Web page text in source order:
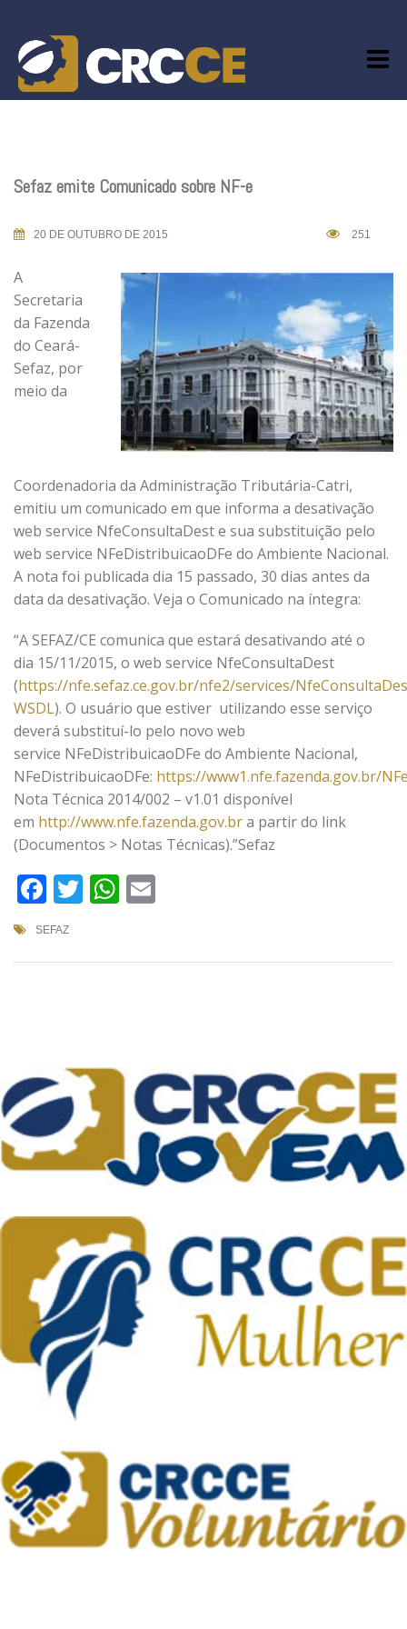
content
Sefaz emite Comunicado sobre NF-e
20 DE OUTUBRO DE 2015 251
A
Secretaria
da Fazenda
do Ceará-
Sefaz, por
meio da
Coordenadoria da Administração Tributária-Catri,
emitiu um comunicado em que informa a desativação
web service NfeConsultaDest e sua substituição pelo
web service NFeDistribuicaoDFe do Ambiente Nacional.
A nota foi publicada dia 15 passado, 30 dias antes da
data da desativação. Veja o Comunicado na íntegra:
“A SEFAZ/CE comunica que estará desativando até o
dia 15/11/2015, o web service NfeConsultaDest
(https://nfe.sefaz.ce.gov.br/nfe2/services/
WSDL). O usuário que estiver utilizando esse serviço
deverá substituí-lo pelo novo web
service NFeDistribuicaoDFe do Ambiente Nacional,
NFeDistribuicaoDFe: https://www1.nfe.fazenda.gov.br/
Nota Técnica 2014/002 – v1.01 disponível
em http://www.nfe.fazenda.gov.bra partir do link
(Documentos > Notas Técnicas).”Sefaz
Facebook
TwitterWhatsApp
SEFAZ